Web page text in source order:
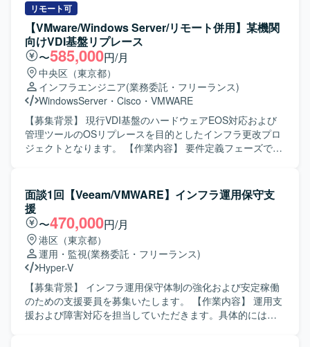
応や改善活動を通じて、インフラ運用全般のスキルを広く
身につけていただけます。 【開発環境】 VMwareを利用し
た仮想基盤上で、WindowsおよびLinuxサーバが稼働してい
る環境での運用支援となります。
業務に携わっていただきます。 運用・保守に関する管理業
務を行っていただきます。 Windows/Linuxサーバの構築お
よび保守を行っていただきます。 無線LAN、WAN、VPNな
どを含むネットワークの構築および保守をご対応いただき
ます。 L2/L3、VLAN、冗長化、工場LANなどのネットワー
ク設計をご担当いただきます。 VMware/Hyper-Vを用いた
仮想基盤の設計構築を行っていただきます。 Active
DirectoryやAzure ADなどの認証基盤設計をご担当いただき
ます。 DNS/DHCP/ファイルサーバなどの基盤システム刷新
に携わっていただきます。 ファイアウォール、アクセス制
御、脆弱性対応などのセキュリティ対策の維持・強化を行
内SEチームのメンバー管理および業務推進を行っていただ
きます。 【求める人物像】 インフラ全般に幅広く携わるこ
とに意欲があり、サーバやネットワークの要件定義から設
計・構築まで主体的に推進いただける方を求めておりま
す。 ベンダーや業務部門とのコミュニケーションを円滑に
行い、状況に応じて柔軟に調整・判断できる方を歓迎いた
します。 社内関係者と協力しながら、安定したシステム運
用と継続的な改善に取り組んでいただける方を想定してお
ります。 【ポジションの魅力】 サーバ、ネットワーク、仮
想基盤、認証基盤などインフラ全般を横断して担当できる
リモート可
【VMware/Windows Server/リモート併用】某機関
向けVDI基盤リプレース
〜585,000円/月
中央区（東京都）
インフラエンジニア(業務委託・フリーランス)
WindowsServer ・ Cisco ・ VMWARE
【募集背景】 現行VDI基盤のハードウェアEOS対応および
管理ツールのOSリプレースを目的としたインフラ更改プロ
ジェクトとなります。 【作業内容】 要件定義フェーズで
い、その内容に基づきPoC環境の構築（ESXiインストー
ル、vCenter/ConnectionServer/SKYSEAの構築）を行って
いただきます。 SKYSEA Client ViewサーバのOS移行作業
や、Instant Clone端末での機能検証・チューニングなどの
PoC検証も担当いただきます。 また、NWパラメータシート
の作成など関連ドキュメントの整備も行っていただきま
す。 【求める人物像】 未知の製品や技術に対して自ら調査
し、キャッチアップしながら設計・構築に落とし込める方
を求めています。 顧客や社内メンバーとのコミュニケーシ
ョンを通じて要件を整理し、自走してタスクを進められる
面談1回【Veeam/VMWARE】インフラ運用保守支
援
〜470,000円/月
港区（東京都）
運用・監視(業務委託・フリーランス)
Hyper-V
【募集背景】 インフラ運用保守体制の強化および安定稼働
のための支援要員を募集いたします。 【作業内容】 運用支
援および障害対応を担当していただきます。具体的には、